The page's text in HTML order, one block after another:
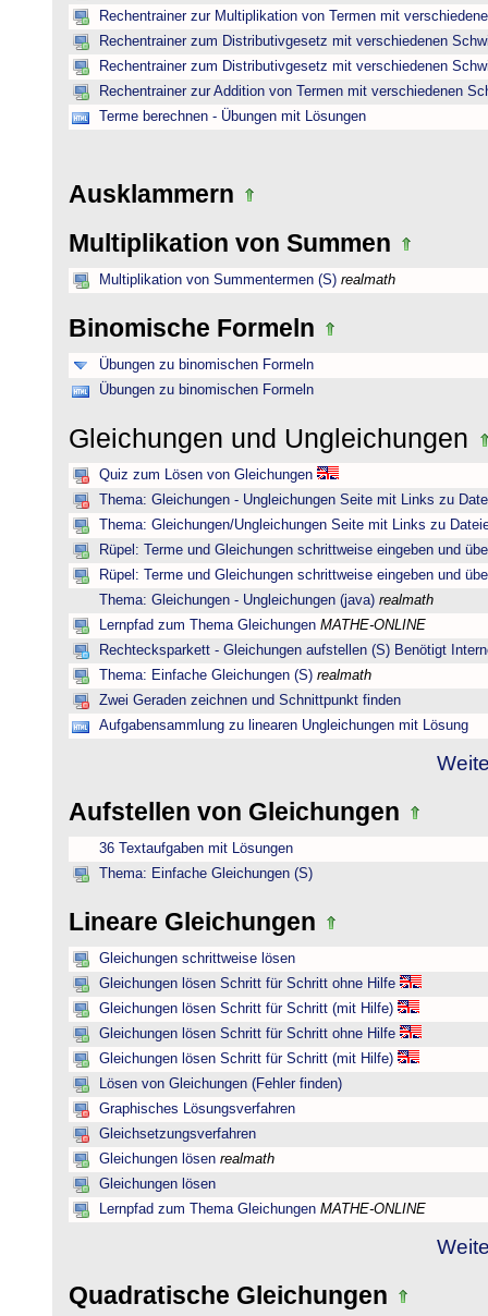
Rechentrainer zur Multiplikation von Termen mit
Rechentrainer zum Distributivgesetz mit verschiedenen
Rechentrainer zum Distributivgesetz mit verschiedenen
Rechentrainer zur Addition von Termen mit verschiedenen
Terme berechnen - Übungen mit Lösungen
Ausklammern
Multiplikation von Summen
Multiplikation von Summentermen (S) realmath
Binomische Formeln
Übungen zu binomischen Formeln
Übungen zu binomischen Formeln
Gleichungen und Ungleichungen
Quiz zum Lösen von Gleichungen
Thema: Gleichungen - Ungleichungen Seite mit Links zu
Thema: Gleichungen/Ungleichungen Seite mit Links zu
Rüpel: Terme und Gleichungen schrittweise eingeben und
Rüpel: Terme und Gleichungen schrittweise eingeben und
Thema: Gleichungen - Ungleichungen (java) realmath
Lernpfad zum Thema Gleichungen MATHE-ONLINE
Rechtecksparkett - Gleichungen aufstellen (S) Benötigt
Thema: Einfache Gleichungen (S) realmath
Zwei Geraden zeichnen und Schnittpunkt finden
Aufgabensammlung zu linearen Ungleichungen mit Lösung
Aufstellen von Gleichungen
36 Textaufgaben mit Lösungen
Thema: Einfache Gleichungen (S)
Lineare Gleichungen
Gleichungen schrittweise lösen
Gleichungen lösen Schritt für Schritt ohne Hilfe
Gleichungen lösen Schritt für Schritt (mit Hilfe)
Gleichungen lösen Schritt für Schritt ohne Hilfe
Gleichungen lösen Schritt für Schritt (mit Hilfe)
Lösen von Gleichungen (Fehler finden)
Graphisches Lösungsverfahren
Gleichsetzungsverfahren
Gleichungen lösen realmath
Gleichungen lösen
Lernpfad zum Thema Gleichungen MATHE-ONLINE
Quadratische Gleichungen